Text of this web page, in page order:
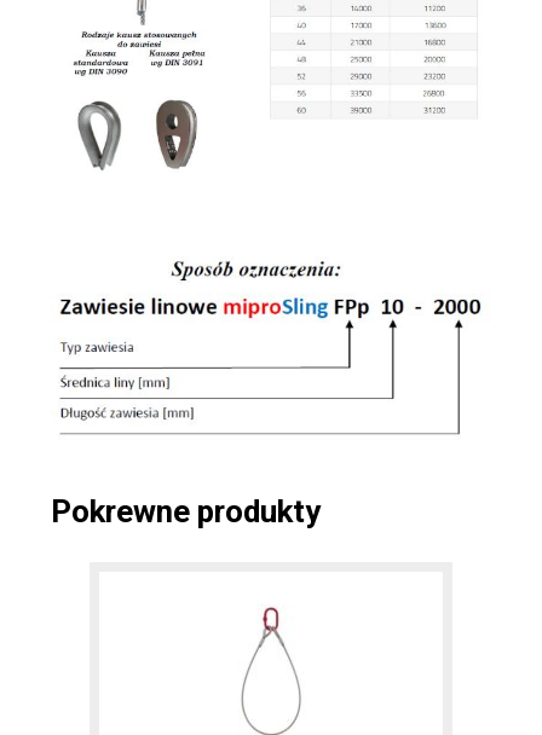
Pokrewne produkty